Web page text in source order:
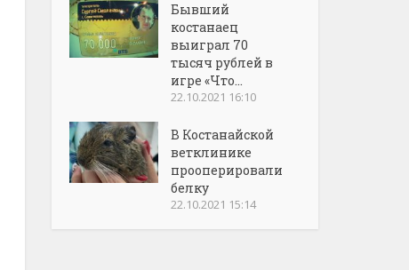
Бывший
костанаец
выиграл 70
тысяч рублей в
игре «Что...
22.10.2021 16:10
В Костанайской
ветклинике
прооперировали
белку
22.10.2021 15:14